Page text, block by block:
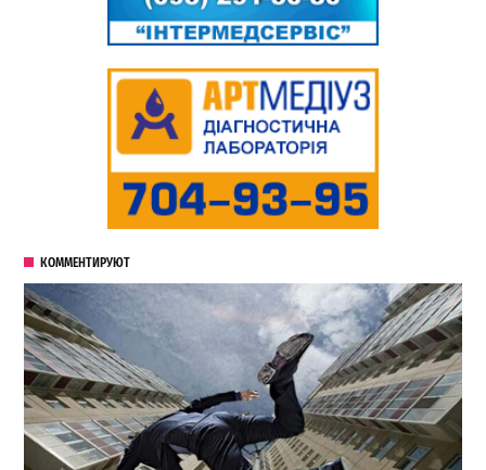
КОММЕНТИРУЮТ